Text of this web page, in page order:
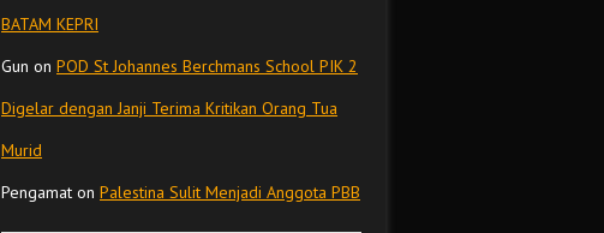
BATAM KEPRI
Gun on POD St Johannes Berchmans School PIK 2
Digelar dengan Janji Terima Kritikan Orang Tua
Murid
Pengamat on Palestina Sulit Menjadi Anggota PBB